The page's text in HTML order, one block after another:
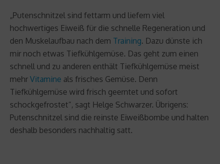
„Putenschnitzel sind fettarm und liefern viel
hochwertiges Eiweiß für die schnelle Regeneration und
den Muskelaufbau nach dem Training. Dazu dünste ich
mir noch etwas Tiefkühlgemüse. Das geht zum einen
schnell und zu anderen enthält Tiefkühlgemüse meist
mehr Vitamine als frisches Gemüse. Denn
Tiefkühlgemüse wird frisch geerntet und sofort
schockgefrostet“, sagt Helge Schwarzer. Übrigens:
Putenschnitzel sind die reinste Eiweißbombe und halten
deshalb besonders nachhaltig satt.